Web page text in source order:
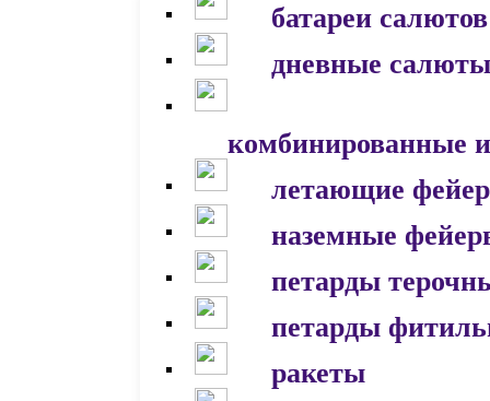
батареи салютов
дневные салюты
комбинированные
летающие
наземные
петарды
петарды
ракеты